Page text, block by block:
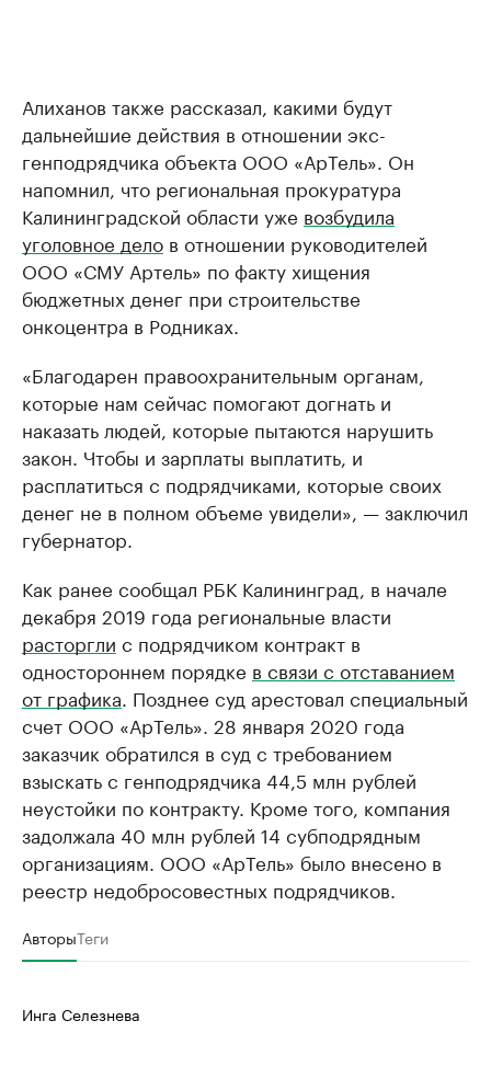
Алиханов также рассказал, какими будут
дальнейшие действия в отношении экс-
генподрядчика объекта ООО «АрТель». Он
напомнил, что региональная прокуратура
Калининградской области уже возбудила
уголовное дело в отношении руководителей
ООО «СМУ Артель» по факту хищения
бюджетных денег при строительстве
онкоцентра в Родниках.
«Благодарен правоохранительным органам,
которые нам сейчас помогают догнать и
наказать людей, которые пытаются нарушить
закон. Чтобы и зарплаты выплатить, и
расплатиться с подрядчиками, которые своих
денег не в полном объеме увидели», — заключил
губернатор.
Как ранее сообщал РБК Калининград, в начале
декабря 2019 года региональные власти
расторгли с подрядчиком контракт в
одностороннем порядке в связи с отставанием
от графика . Позднее суд арестовал специальный
счет ООО «АрТель». 28 января 2020 года
заказчик обратился в суд с требованием
взыскать с генподрядчика 44,5 млн рублей
неустойки по контракту. Кроме того, компания
задолжала 40 млн рублей 14 субподрядным
организациям. ООО «АрТель» было внесено в
реестр недобросовестных подрядчиков.
АвторыТеги
Инга Селезнева